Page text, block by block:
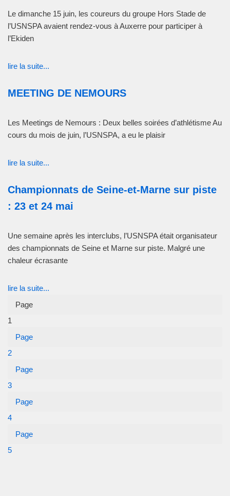
Le dimanche 15 juin, les coureurs du groupe Hors Stade de
l’USNSPA avaient rendez-vous à Auxerre pour participer à
l’Ekiden
lire la suite...
MEETING DE NEMOURS
Les Meetings de Nemours : Deux belles soirées d’athlétisme Au
cours du mois de juin, l’USNSPA, a eu le plaisir
lire la suite...
Championnats de Seine-et-Marne sur piste
: 23 et 24 mai
Une semaine après les interclubs, l’USNSPA était organisateur
des championnats de Seine et Marne sur piste. Malgré une
chaleur écrasante
lire la suite...
Page
1
Page
2
Page
3
Page
4
Page
5